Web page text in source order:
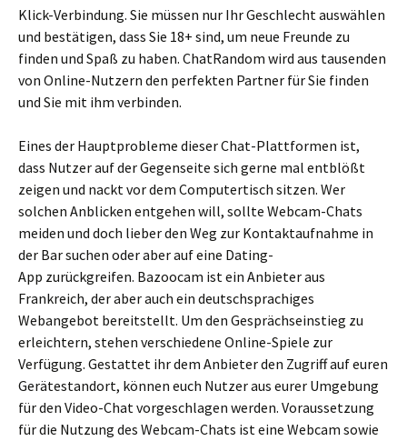
Klick-Verbindung. Sie müssen nur Ihr Geschlecht auswählen
und bestätigen, dass Sie 18+ sind, um neue Freunde zu
finden und Spaß zu haben. ChatRandom wird aus tausenden
von Online-Nutzern den perfekten Partner für Sie finden
und Sie mit ihm verbinden.
Eines der Hauptprobleme dieser Chat-Plattformen ist,
dass Nutzer auf der Gegenseite sich gerne mal entblößt
zeigen und nackt vor dem Computertisch sitzen. Wer
solchen Anblicken entgehen will, sollte Webcam-Chats
meiden und doch lieber den Weg zur Kontaktaufnahme in
der Bar suchen oder aber auf eine Dating-
App zurückgreifen. Bazoocam ist ein Anbieter aus
Frankreich, der aber auch ein deutschsprachiges
Webangebot bereitstellt. Um den Gesprächseinstieg zu
erleichtern, stehen verschiedene Online-Spiele zur
Verfügung. Gestattet ihr dem Anbieter den Zugriff auf euren
Gerätestandort, können euch Nutzer aus eurer Umgebung
für den Video-Chat vorgeschlagen werden. Voraussetzung
für die Nutzung des Webcam-Chats ist eine Webcam sowie